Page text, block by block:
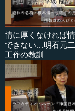
情に厚くなければ
できない…明石元
工作の教訓